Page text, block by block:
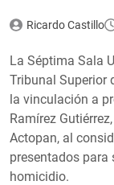
Ricardo Castillo
La Séptima Sala
Tribunal Superior
la vinculación a
Ramírez
Actopan, al
presentados
homicidio.